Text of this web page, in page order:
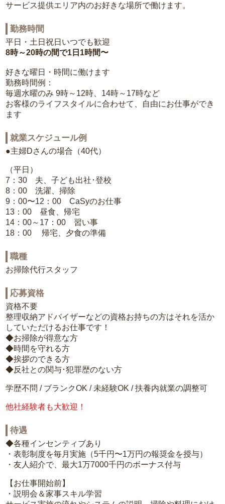
サービス提供エリア内のお好きな場所で働けます。
勤務時間
平日・土日祝日いつでも歓迎
8時～20時の間で1日1時間〜
好きな曜日・時間に働けます
勤務時間例：
毎週水曜のみ 9時～12時、14時～17時など
お客様のライフスタイルに合わせて、自由にお仕事ができ
ます
就業スケジュール例
●主婦Dさんの場合（40代）
（平日）
7：30 夫、子ども出社･登校
8：00 洗濯、掃除
9：00〜12：00 CaSyのお仕事
13：00 昼食、帰宅
14：00～17：00 習い事
18：00 帰宅、夕食の準備
職種
お掃除代行スタッフ
応募資格
資格不要
整理収納アドバイザーなどの資格お持ちの方はそれを活か
していただけるお仕事です！
◆お掃除が得意な方
◆時間を守れる方
◆挨拶のできる方
◆反社との関与･犯罪歴のない方
学歴不問 / ブランクOK / 未経験OK / 扶養内就業の調整可
他社経験者も大歓迎！
待遇
◆各種インセンティブあり
・表彰制度を毎月実施（5千円〜1万円の報奨金を授与）
・友人紹介で、最大1万7000千円のボーナス付与
【お仕事開始前】
・説明会＆家事スキル学習